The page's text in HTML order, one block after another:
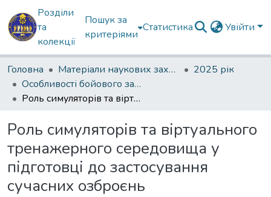
Розділи
та
колекції
Пошук за
критеріями
Статистика Увійти
Головна Матеріали наукових заходів
2025 рік
Особливості бойового застосування озброєння під час відсічі збройної агресії
Роль симуляторів та віртуального тренажерного середовища у підготовці до застосування сучасних озброєнь
Роль симуляторів та віртуального
тренажерного середовища у
підготовці до застосування
сучасних озброєнь